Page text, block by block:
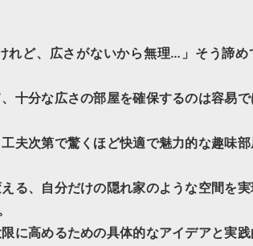
れど、広さがないから無理…」そう諦め
十分な広さの部屋を確保するのは容易
夫次第で驚くほど快適で魅力的な趣味
る、自分だけの隠れ家のような空間を
に高めるための具体的なアイデアと実践